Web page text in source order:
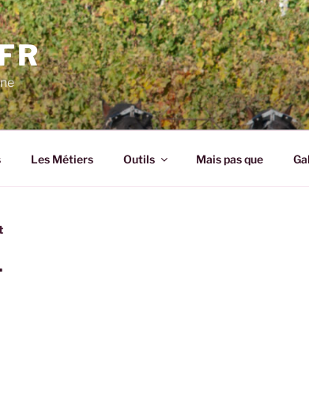
Les Métiers Outils Mais pas que